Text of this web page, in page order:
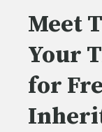
Meet
Your
for